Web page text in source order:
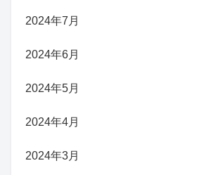
2024年7月
2024年6月
2024年5月
2024年4月
2024年3月